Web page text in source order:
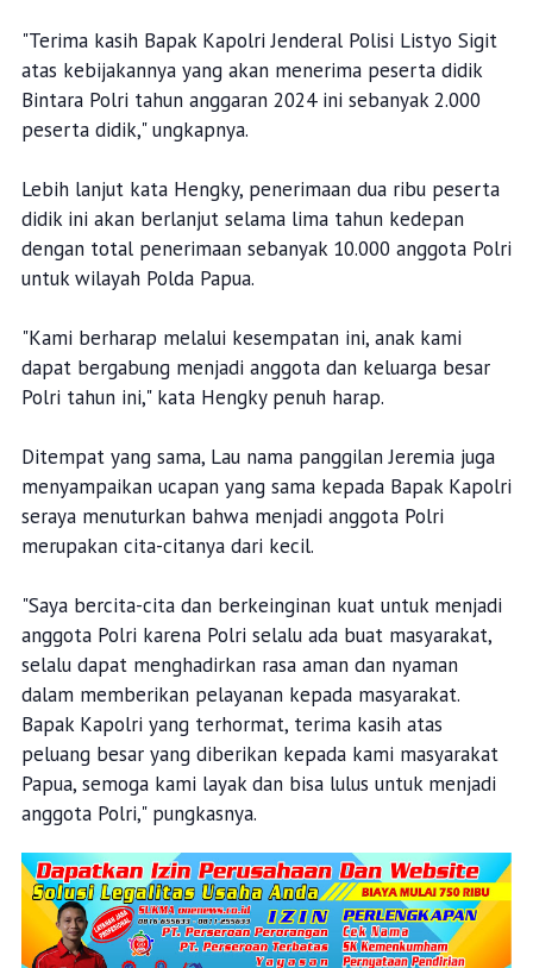
"Terima kasih Bapak Kapolri Jenderal Polisi Listyo Sigit
atas kebijakannya yang akan menerima peserta didik
Bintara Polri tahun anggaran 2024 ini sebanyak 2.000
peserta didik," ungkapnya.
Lebih lanjut kata Hengky, penerimaan dua ribu peserta
didik ini akan berlanjut selama lima tahun kedepan
dengan total penerimaan sebanyak 10.000 anggota Polri
untuk wilayah Polda Papua.
"Kami berharap melalui kesempatan ini, anak kami
dapat bergabung menjadi anggota dan keluarga besar
Polri tahun ini," kata Hengky penuh harap.
Ditempat yang sama, Lau nama panggilan Jeremia juga
menyampaikan ucapan yang sama kepada Bapak Kapolri
seraya menuturkan bahwa menjadi anggota Polri
merupakan cita-citanya dari kecil.
"Saya bercita-cita dan berkeinginan kuat untuk menjadi
anggota Polri karena Polri selalu ada buat masyarakat,
selalu dapat menghadirkan rasa aman dan nyaman
dalam memberikan pelayanan kepada masyarakat.
Bapak Kapolri yang terhormat, terima kasih atas
peluang besar yang diberikan kepada kami masyarakat
Papua, semoga kami layak dan bisa lulus untuk menjadi
anggota Polri," pungkasnya.